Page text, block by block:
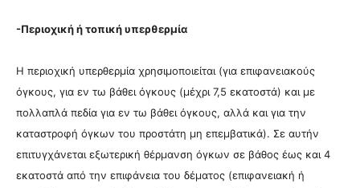
-Περιοχική ή τοπική υπερθερμία
Η περιοχική υπερθερμία χρησιμοποιείται (για επιφανειακούς
όγκους, για εν τω βάθει όγκους (μέχρι 7,5 εκατοστά) και με
πολλαπλά πεδία για εν τω βάθει όγκους, αλλά και για την
καταστροφή όγκων του προστάτη μη επεμβατικά). Σε αυτήν
επιτυγχάνεται εξωτερική θέρμανση όγκων σε βάθος έως και 4
εκατοστά από την επιφάνεια του δέματος (επιφανειακή ή